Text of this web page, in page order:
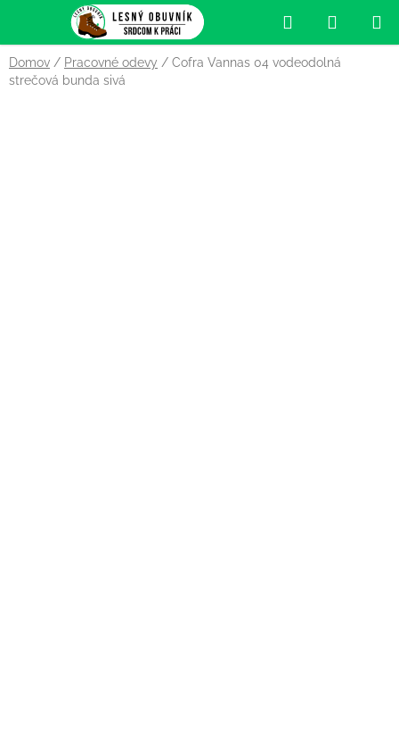
obsah
Hľadať
KOŠÍK
Domov / Pracovné odevy / Cofra Vannas 04 vodeodolná
strečová bunda sivá